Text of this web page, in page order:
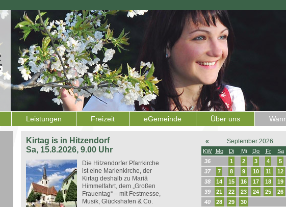
Leistungen Freizeit eGemeinde Über uns
Kirtag is in Hitzendorf
Sa, 15.8.2026, 9.00 Uhr
Die Hitzendorfer Pfarrkirche
ist eine Marienkirche, der
Kirtag deshalb zu Mariä
Himmelfahrt, dem „Großen
Frauentag“ – mit Festmesse,
Musik, Glückshafen & Co.
« September 2026
KW Mo Di Mi Do Fr Sa
36
1 2 3 4 5
37
7 8 9 10 11 12
38
14 15 16 17 18 19
39
21 22 23 24 25 26
40
28 29 30